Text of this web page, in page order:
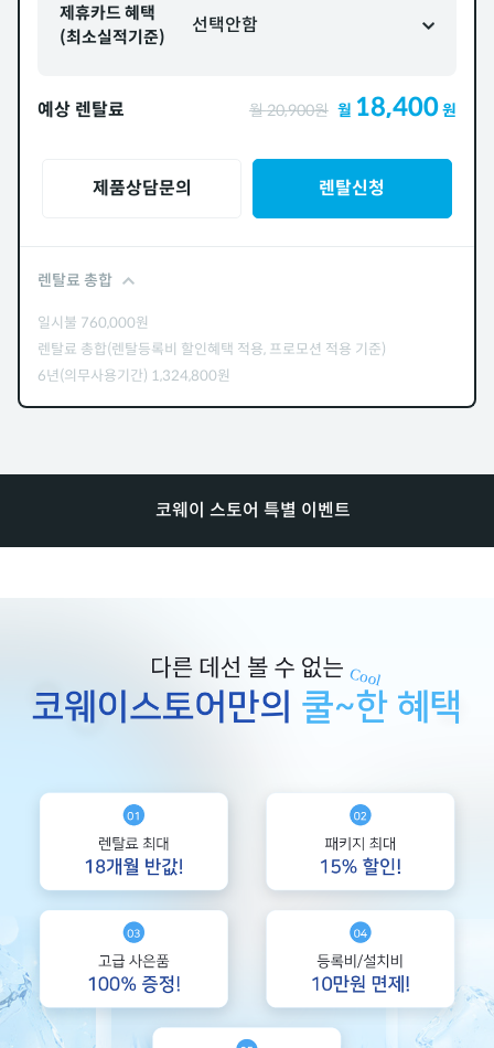
제휴카드 혜택
(최소실적기준)
선택안함
예상 렌탈료 월20,900원 월 18,400원
제품상담문의 렌탈신청
렌탈료 총합
일시불 760,000원
렌탈료 총합(렌탈등록비 할인혜택 적용, 프로모션 적용 기준)
6년(의무사용기간) 1,324,800원
코웨이 스토어 특별 이벤트